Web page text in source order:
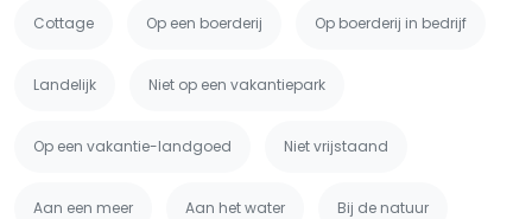
Cottage Op een boerderij Op boerderij in bedrijf
Landelijk Niet op een vakantiepark
Op een vakantie-landgoed Niet vrijstaand
Aan een meer Aan het water Bij de natuur